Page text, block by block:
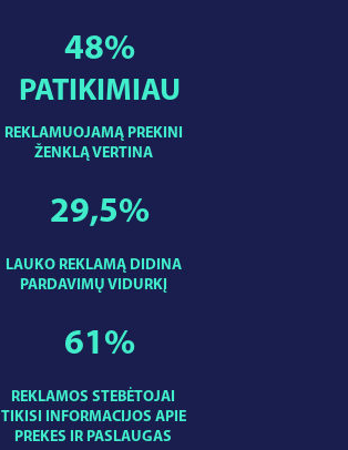
REKLAMUOJAMĄ PREKINI
ŽENKLĄ VERTINA
48%
PATIKIMIAU
LAUKO REKLAMĄ DIDINA
PARDAVIMŲ VIDURKĮ
29,5%
REKLAMOS STEBĖTOJAI
TIKISI INFORMACIJOS APIE
PREKES IR PASLAUGAS
61%